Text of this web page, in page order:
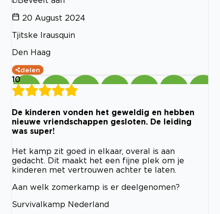
20 August 2024
Tjitske Irausquin
Den Haag
delen
10
De kinderen vonden het geweldig en hebben
nieuwe vriendschappen gesloten. De leiding
was super!
Het kamp zit goed in elkaar, overal is aan
gedacht. Dit maakt het een fijne plek om je
kinderen met vertrouwen achter te laten.
Aan welk zomerkamp is er deelgenomen?
Survivalkamp Nederland